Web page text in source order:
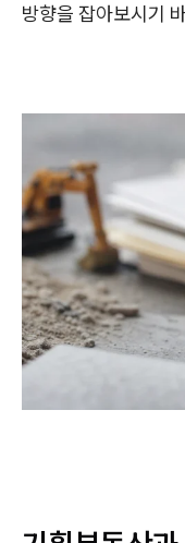
방향을 잡아보시기